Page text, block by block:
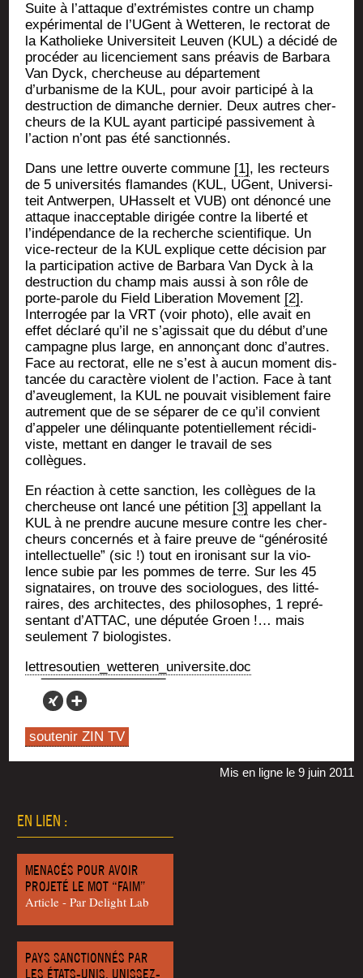
EN LIEN :
MENACÉS POUR AVOIR
PROJETÉ LE MOT “FAIM”
Article - Par Delight Lab
PAYS SANCTIONNÉS PAR
LES ÉTATS-UNIS, UNISSEZ-
Suite à l’attaque d’extrémistes contre un champ
expé­ri­men­tal de l’UGent à Wet­te­ren, le rec­to­rat de
la Katho­lieke Uni­ver­si­teit Leu­ven (KUL) a déci­dé de
pro­cé­der au licen­cie­ment sans pré­avis de Bar­ba­ra
Van Dyck, cher­cheuse au dépar­te­ment
d’urbanisme de la KUL, pour avoir par­ti­ci­pé à la
des­truc­tion de dimanche der­nier. Deux autres cher­
cheurs de la KUL ayant par­ti­ci­pé pas­si­ve­ment à
l’action n’ont pas été sanctionnés.
Dans une lettre ouverte com­mune [1] , les rec­teurs
de 5 uni­ver­si­tés fla­mandes (KUL, UGent, Uni­ver­si­
teit Ant­wer­pen, UHas­selt et VUB) ont dénon­cé une
attaque inac­cep­table diri­gée contre la liber­té et
l’indépendance de la recherche scien­ti­fique. Un
vice-rec­teur de la KUL explique cette déci­sion par
la par­ti­ci­pa­tion active de Bar­ba­ra Van Dyck à la
des­truc­tion du champ mais aus­si à son rôle de
porte-parole du Field Libe­ra­tion Move­ment [2] .
Inter­ro­gée par la VRT (voir pho­to), elle avait en
effet décla­ré qu’il ne s’agissait que du début d’une
cam­pagne plus large, en annon­çant donc d’autres.
Face au rec­to­rat, elle ne s’est à aucun moment dis­
tan­cée du carac­tère violent de l’action. Face à tant
d’aveuglement, la KUL ne pou­vait visi­ble­ment faire
autre­ment que de se sépa­rer de ce qu’il convient
d’appeler une délin­quante poten­tiel­le­ment réci­di­
viste, met­tant en dan­ger le tra­vail de ses
collègues.
En réac­tion à cette sanc­tion, les col­lègues de la
cher­cheuse ont lan­cé une péti­tion [3] appel­lant la
KUL à ne prendre aucune mesure contre les cher­
cheurs concer­nés et à faire preuve de “géné­ro­si­té
intel­lec­tuelle” (sic !) tout en iro­ni­sant sur la vio­
lence subie par les pommes de terre. Sur les 45
signa­taires, on trouve des socio­logues, des lit­té­
raires, des archi­tectes, des phi­lo­sophes, 1 repré­
sen­tant d’ATTAC, une dépu­tée Groen !… mais
seule­ment 7 biologistes.
lettresoutien_wetteren_universite.doc
soutenir ZIN TV
Mis en ligne le 9 juin 2011